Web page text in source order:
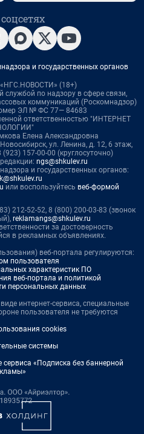
и государственных органов
«НГС.НОВОСТИ» (18+)
службой по надзору в сфере связи,
коммуникаций (Роскомнадзор)
ЭЛ № ФС 77— 84683
ответственностью "ИНТЕРНЕТ
Елена Александровна
ул. Ленина, д. 12, 6 этаж,
157-00-00 (круглосуточно)
ngs@shkulev.ru
и государственных органов:
или воспользуйтесь веб-формой
212-52-52, 8 (800) 200-03-83 (звонок
reklamangs@shkulev.ru
за достоверность
в рекламных объявлениях.
веб-портала регулируются:
пользователя
характеристик ПО
веб-портала и политикой
персональных данных
интернет-сервиса, специальные
пользователя не требуются
cookies
системы
«Подписка без баннерной